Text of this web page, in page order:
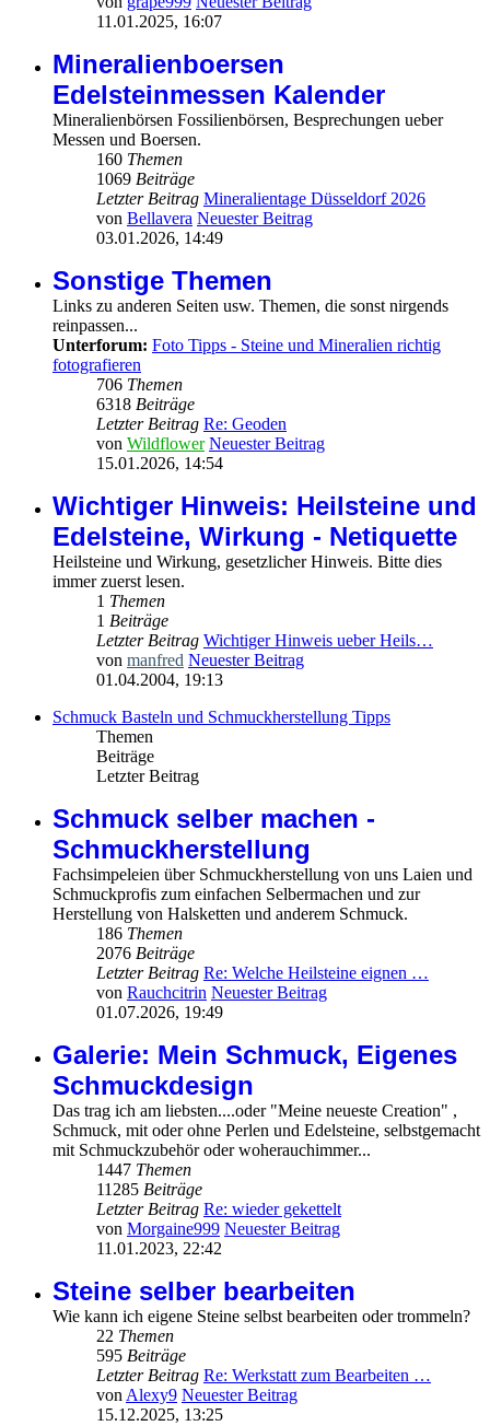
11.01.2025, 16:07
Mineralienboersen
Edelsteinmessen Kalender
Mineralienbörsen Fossilienbörsen, Besprechungen ueber
Messen und Boersen.
160 Themen
1069 Beiträge
Letzter Beitrag Mineralientage Düsseldorf 2026
von Bellavera Neuester Beitrag
03.01.2026, 14:49
Sonstige Themen
Links zu anderen Seiten usw. Themen, die sonst nirgends
reinpassen...
Unterforum: Foto Tipps - Steine und Mineralien richtig
fotografieren
706 Themen
6318 Beiträge
Letzter Beitrag Re: Geoden
von Wildflower Neuester Beitrag
15.01.2026, 14:54
Wichtiger Hinweis: Heilsteine und
Edelsteine, Wirkung - Netiquette
Heilsteine und Wirkung, gesetzlicher Hinweis. Bitte dies
immer zuerst lesen.
1 Themen
1 Beiträge
Letzter Beitrag Wichtiger Hinweis ueber Heils…
von manfred Neuester Beitrag
01.04.2004, 19:13
Schmuck Basteln und Schmuckherstellung Tipps
Themen
Beiträge
Letzter Beitrag
Schmuck selber machen -
Schmuckherstellung
Fachsimpeleien über Schmuckherstellung von uns Laien und
Schmuckprofis zum einfachen Selbermachen und zur
Herstellung von Halsketten und anderem Schmuck.
186 Themen
2076 Beiträge
Letzter Beitrag Re: Welche Heilsteine eignen …
von Rauchcitrin Neuester Beitrag
01.07.2026, 19:49
Galerie: Mein Schmuck, Eigenes
Schmuckdesign
Das trag ich am liebsten....oder "Meine neueste Creation" ,
Schmuck, mit oder ohne Perlen und Edelsteine, selbstgemacht
mit Schmuckzubehör oder woherauchimmer...
1447 Themen
11285 Beiträge
Letzter Beitrag Re: wieder gekettelt
von Morgaine999 Neuester Beitrag
11.01.2023, 22:42
Steine selber bearbeiten
Wie kann ich eigene Steine selbst bearbeiten oder trommeln?
22 Themen
595 Beiträge
Letzter Beitrag Re: Werkstatt zum Bearbeiten …
vonAlexy9 Neuester Beitrag
15.12.2025, 13:25